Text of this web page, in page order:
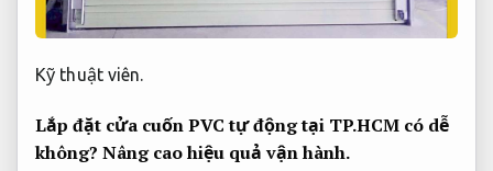
Kỹ thuật viên.
Lắp đặt cửa cuốn PVC tự động tại TP.HCM có dễ
không? Nâng cao hiệu quả vận hành.